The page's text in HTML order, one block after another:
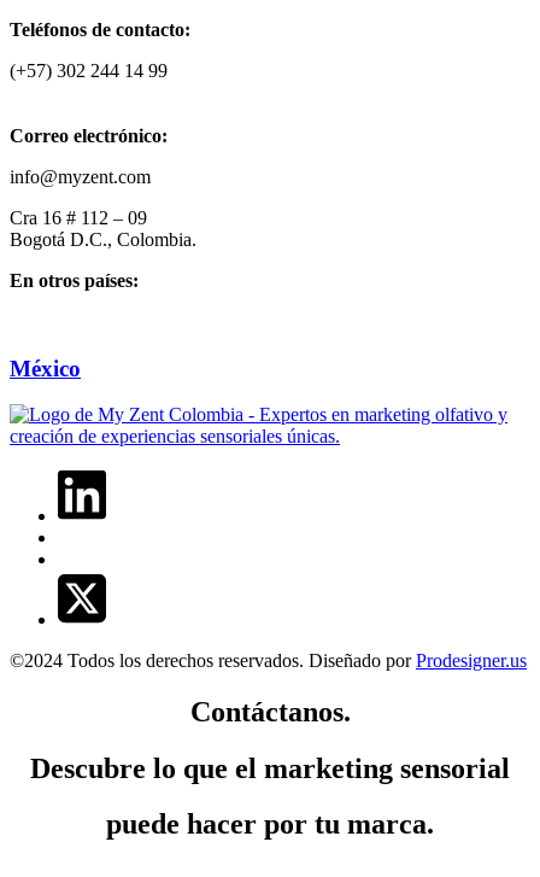
Teléfonos de contacto:
(+57) 302 244 14 99
Correo electrónico:
info@myzent.com
Cra 16 # 112 – 09
Bogotá D.C., Colombia.
En otros países:
México
©2024 Todos los derechos reservados. Diseñado porProdesigner.us
Contáctanos.
Descubre lo que el marketing sensorial
puede hacer por tu marca.